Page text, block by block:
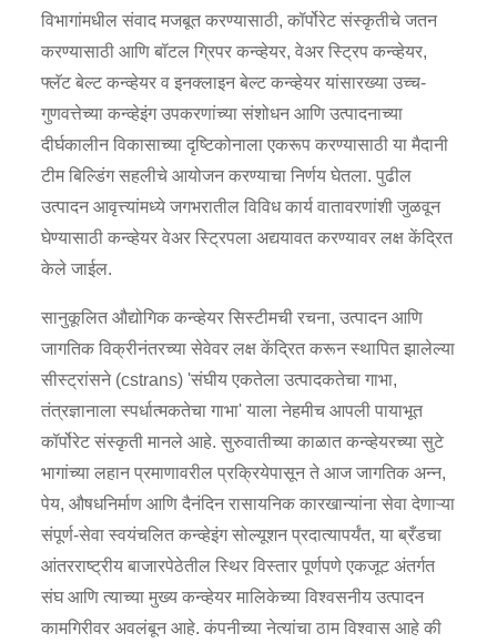
विभागांमधील संवाद मजबूत करण्यासाठी, कॉर्पोरेट संस्कृतीचे जतन
करण्यासाठी आणि बॉटल ग्रिपर कन्व्हेयर, वेअर स्ट्रिप कन्व्हेयर,
फ्लॅट बेल्ट कन्व्हेयर व इनक्लाइन बेल्ट कन्व्हेयर यांसारख्या उच्च-
गुणवत्तेच्या कन्व्हेइंग उपकरणांच्या संशोधन आणि उत्पादनाच्या
दीर्घकालीन विकासाच्या दृष्टिकोनाला एकरूप करण्यासाठी या मैदानी
टीम बिल्डिंग सहलीचे आयोजन करण्याचा निर्णय घेतला. पुढील
उत्पादन आवृत्त्यांमध्ये जगभरातील विविध कार्य वातावरणांशी जुळवून
घेण्यासाठी कन्व्हेयर वेअर स्ट्रिपला अद्ययावत करण्यावर लक्ष केंद्रित
केले जाईल.
सानुकूलित औद्योगिक कन्व्हेयर सिस्टीमची रचना, उत्पादन आणि
जागतिक विक्रीनंतरच्या सेवेवर लक्ष केंद्रित करून स्थापित झालेल्या
सीस्ट्रांसने (cstrans) 'संघीय एकतेला उत्पादकतेचा गाभा,
तंत्रज्ञानाला स्पर्धात्मकतेचा गाभा' याला नेहमीच आपली पायाभूत
कॉर्पोरेट संस्कृती मानले आहे. सुरुवातीच्या काळात कन्व्हेयरच्या सुटे
भागांच्या लहान प्रमाणावरील प्रक्रियेपासून ते आज जागतिक अन्न,
पेय, औषधनिर्माण आणि दैनंदिन रासायनिक कारखान्यांना सेवा देणाऱ्या
संपूर्ण-सेवा स्वयंचलित कन्व्हेइंग सोल्यूशन प्रदात्यापर्यंत, या ब्रँडचा
आंतरराष्ट्रीय बाजारपेठेतील स्थिर विस्तार पूर्णपणे एकजूट अंतर्गत
संघ आणि त्याच्या मुख्य कन्व्हेयर मालिकेच्या विश्वसनीय उत्पादन
कामगिरीवर अवलंबून आहे. कंपनीच्या नेत्यांचा ठाम विश्वास आहे की